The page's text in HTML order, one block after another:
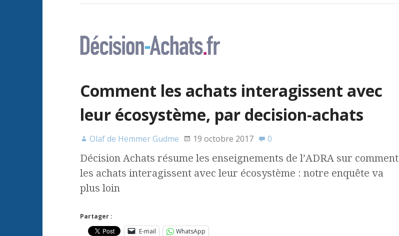
Comment les achats interagissent avec
leur écosystème, par decision-achats
Olaf de Hemmer Gudme 19 octobre 2017 0
Décision Achats résume les enseignements de l’ADRA sur comment
les achats interagissent avec leur écosystème : notre enquête va
plus loin
Partager :
E-mail
WhatsApp